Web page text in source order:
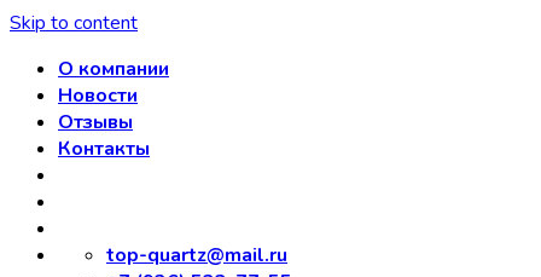
Skip to content
О компании
Новости
Отзывы
Контакты
top-quartz@mail.ru